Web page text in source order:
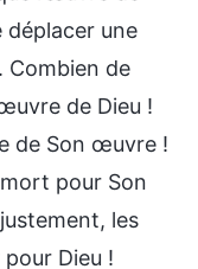
déplacer une
Combien de
de Dieu !
de Son œuvre !
pour Son
les
pour Dieu !